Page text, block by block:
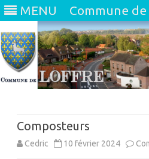
MENU Commune
Composteurs
Cedric 10 février 2024